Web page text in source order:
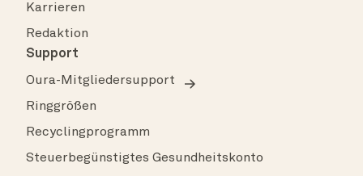
Karrieren
Redaktion
Support
Oura-Mitgliedersupport
Ringgrößen
Recyclingprogramm
Steuerbegünstigtes Gesundheitskonto